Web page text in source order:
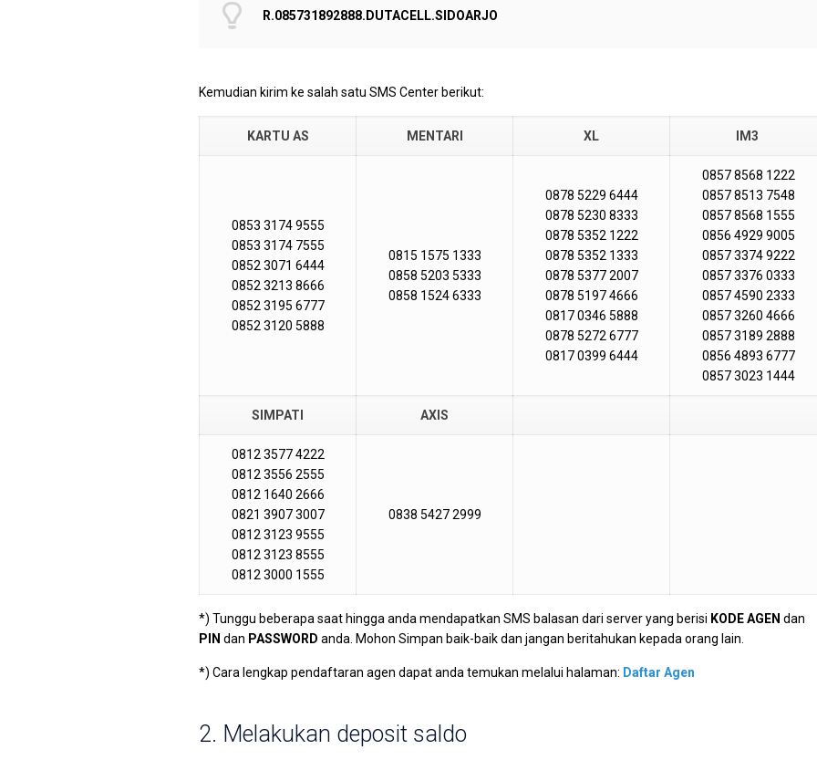
R.085731892888.DUTACELL.SIDOARJO
Kemudian kirim ke salah satu SMS Center berikut:
KARTU AS MENTARI XL IM3
0853 3174 9555
0853 3174 7555
0852 3071 6444
0852 3213 8666
0852 3195 6777
0852 3120 5888
0815 1575 1333
0858 5203 5333
0858 1524 6333
0878 5229 6444
0878 5230 8333
0878 5352 1222
0878 5352 1333
0878 5377 2007
0878 5197 4666
0817 0346 5888
0878 5272 6777
0817 0399 6444
0857 8568 1222
0857 8513 7548
0857 8568 1555
0856 4929 9005
0857 3374 9222
0857 3376 0333
0857 4590 2333
0857 3260 4666
0857 3189 2888
0856 4893 6777
0857 3023 1444
SIMPATI AXIS
0812 3577 4222
0812 3556 2555
0812 1640 2666
0821 3907 3007
0812 3123 9555
0812 3123 8555
0812 3000 1555
0838 5427 2999
*) Tunggu beberapa saat hingga anda mendapatkan SMS balasan dari server yang berisi KODE AGEN dan
PIN dan PASSWORDanda. Mohon Simpan baik-baik dan jangan beritahukan kepada orang lain.
*) Cara lengkap pendaftaran agen dapat anda temukan melalui halaman: Daftar Agen
2. Melakukan deposit saldo